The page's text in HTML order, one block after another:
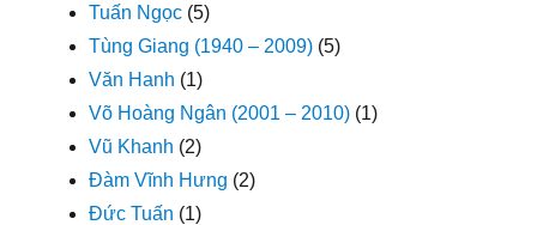
Tuấn Ngọc (5)
Tùng Giang (1940 – 2009) (5)
Văn Hanh (1)
Võ Hoàng Ngân (2001 – 2010) (1)
Vũ Khanh (2)
Đàm Vĩnh Hưng (2)
Đức Tuấn (1)